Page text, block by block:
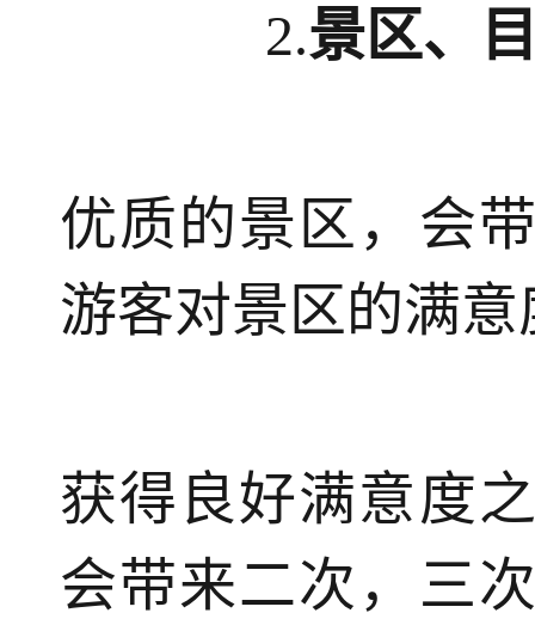
2.景区、
优质的景区，会
游客对景区的满
获得良好满意度
会带来二次，三